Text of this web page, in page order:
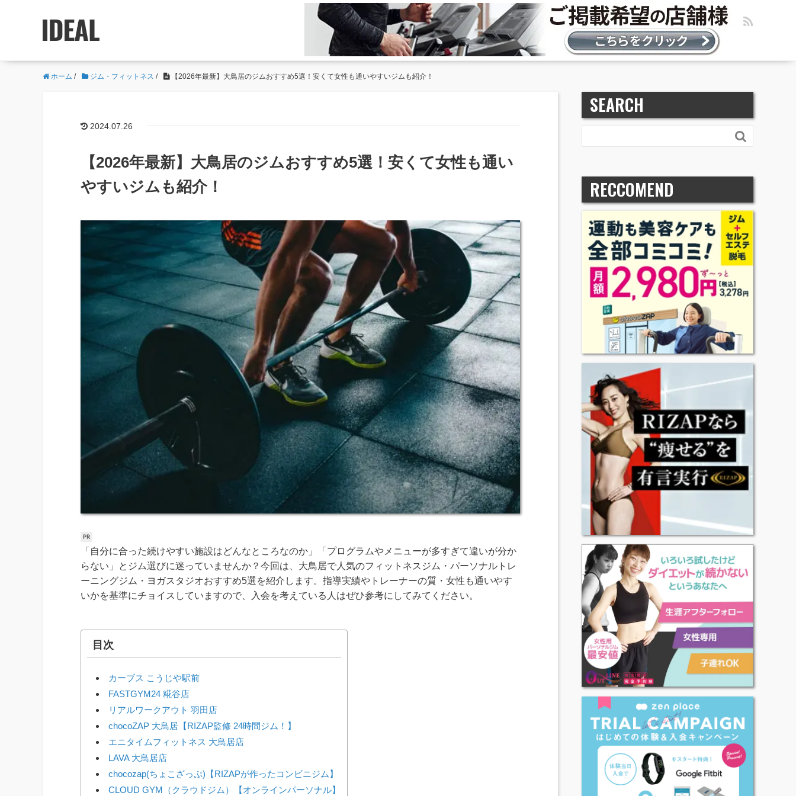
ホーム / ジム・フィットネス / 【2026年最新】大鳥居のジムおすすめ5選！安くて女性も通いやすいジムも紹介！
2024.07.26
【2026年最新】大鳥居のジムおすすめ5選！安くて女性も通い
やすいジムも紹介！
「自分に合った続けやすい施設はどんなところなのか」「プログラムやメニューが多すぎて違いが分か
らない」とジム選びに迷っていませんか？今回は、大鳥居で人気のフィットネスジム・パーソナルトレ
ーニングジム・ヨガスタジオおすすめ5選を紹介します。指導実績やトレーナーの質・女性も通いやす
いかを基準にチョイスしていますので、入会を考えている人はぜひ参考にしてみてください。
目次
カーブス こうじや駅前
FASTGYM24 糀谷店
リアルワークアウト 羽田店
chocoZAP 大鳥居【RIZAP監修 24時間ジム！】
エニタイムフィットネス 大鳥居店
LAVA 大鳥居店
chocozap(ちょこざっぷ)【RIZAPが作ったコンビニジム】
CLOUD GYM（クラウドジム）【オンラインパーソナル】
SEARCH

RECCOMEND